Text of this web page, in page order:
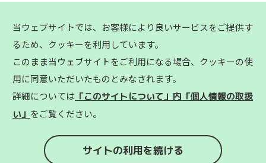
東三河県庁
東三河について
東三河で暮らす
東三河へお出かけ
東三河フォトコンテスト
交通アクセス
各種パンフレット
東三河検定
フォトギャラリー
動画ギャラリー
当ウェブサイトでは、お客様により良いサービスをご提供す
るため、クッキーを利用しています。
このまま当ウェブサイトをご利用になる場合、クッキーの使
用に同意いただいたものとみなされます。
詳細については 「このサイトについて」内「個人情報の取扱
い」 をご覧ください。
サイトの利用を続ける